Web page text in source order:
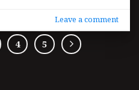
Leave a comment
4 5